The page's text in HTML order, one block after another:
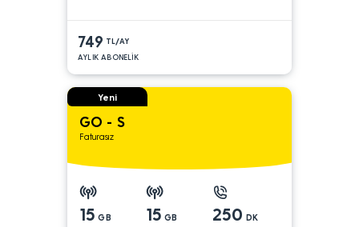
749 TL/AY
AYLIK ABONELİK
Yeni
GO - S
Faturasız
15 GB 15 GB 250 DK